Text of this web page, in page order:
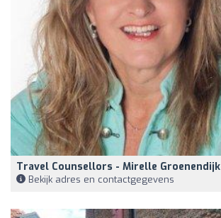
Travel Counsellors - Mirelle Groenendijk
Bekijk adres en contactgegevens